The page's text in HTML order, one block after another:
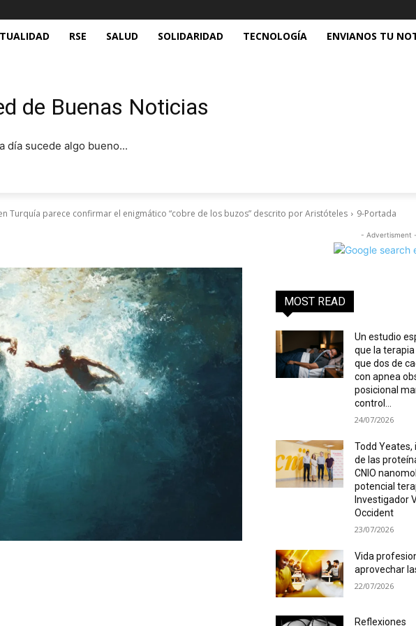
RSE SALUD SOLIDARIDAD TECNOLOGÍA ENVIANOS TU
de Buenas Noticias
día sucede algo bueno...
Turquía parece confirmar el enigmático “cobre de los buzos” descrito por Aristóteles 9-Portada
- Advertisment -
MOST READ
Un estudio
que la
que dos de
con apnea
posicional
control...
24/07/2026
Todd Yeates,
de las
CNIO
potencial
Investigador
Occident
23/07/2026
Vida
aprovechar
22/07/2026
Reflexiones